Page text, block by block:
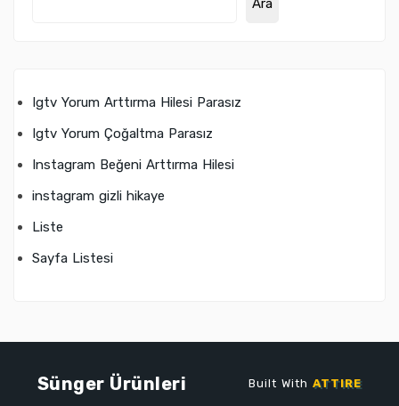
Ara
Igtv Yorum Arttırma Hilesi Parasız
Igtv Yorum Çoğaltma Parasız
Instagram Beğeni Arttırma Hilesi
instagram gizli hikaye
Liste
Sayfa Listesi
Sünger Ürünleri Built WithATTIRE